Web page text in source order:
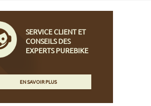
SERVICE CLIENT ET
CONSEILS DES
EXPERTS PUREBIKE
EN SAVOIR PLUS